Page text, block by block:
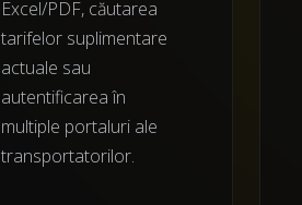
Excel/PDF, căutarea
tarifelor suplimentare
actuale sau
autentificarea în
multiple portaluri ale
transportatorilor.